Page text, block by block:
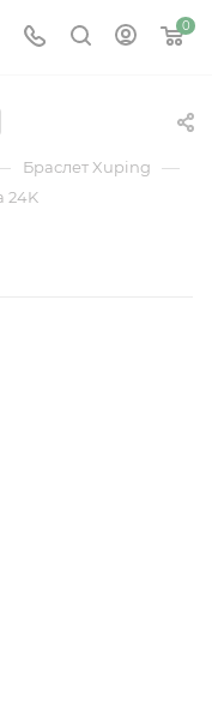
0
Браслет Xuping —
24K